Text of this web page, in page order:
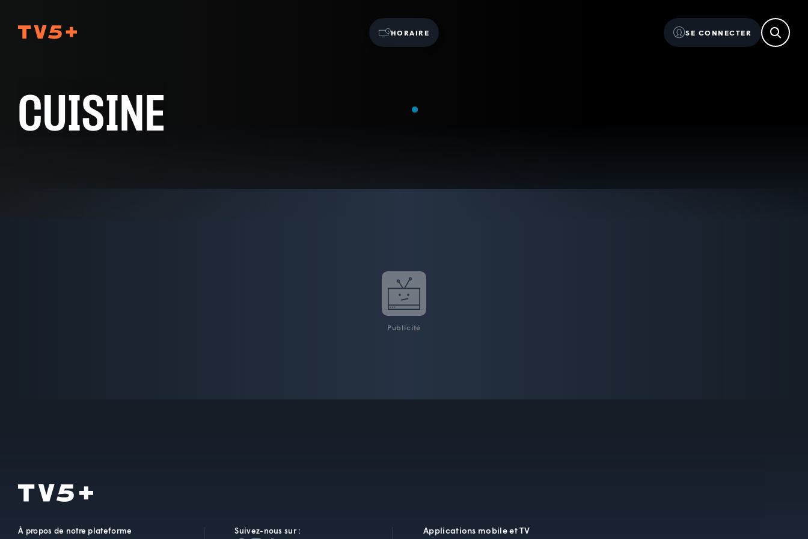
HORAIRE SE CONNECTER
CUISINE
Publicité
À propos de notre plateforme Suivez-nous sur : Applications mobile et TV